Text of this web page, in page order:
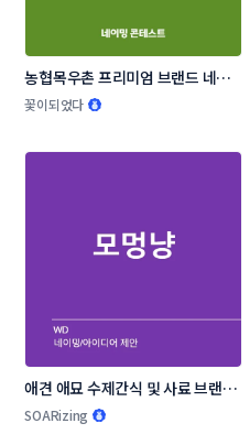
농협목우촌 프리미엄 브랜드 네이
밍 공모
꽃이되었다
애견 애묘 수제간식 및 사료 브랜드
작명부탁드립니다.
SOARizing